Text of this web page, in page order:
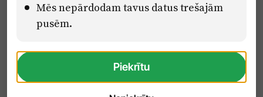
“Mācības mediju nozares speciālistu digitālās kompetences un
zināšanu pilnveidošanai” projektā Latvijas Mediju nozares
kompetenču centrs (2.2.1.5.i.0/2/24/A/CFLA/001).
Mēs nepārdodam tavus datus trešajām
pusēm.
Piekrītu